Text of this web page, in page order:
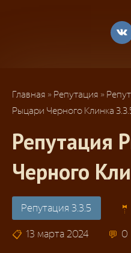
Главная » Репутация »
Рыцари Черного Клинка
Репутация Рыцари
Черного
Репутация 3.3.5
13 марта 2024 0